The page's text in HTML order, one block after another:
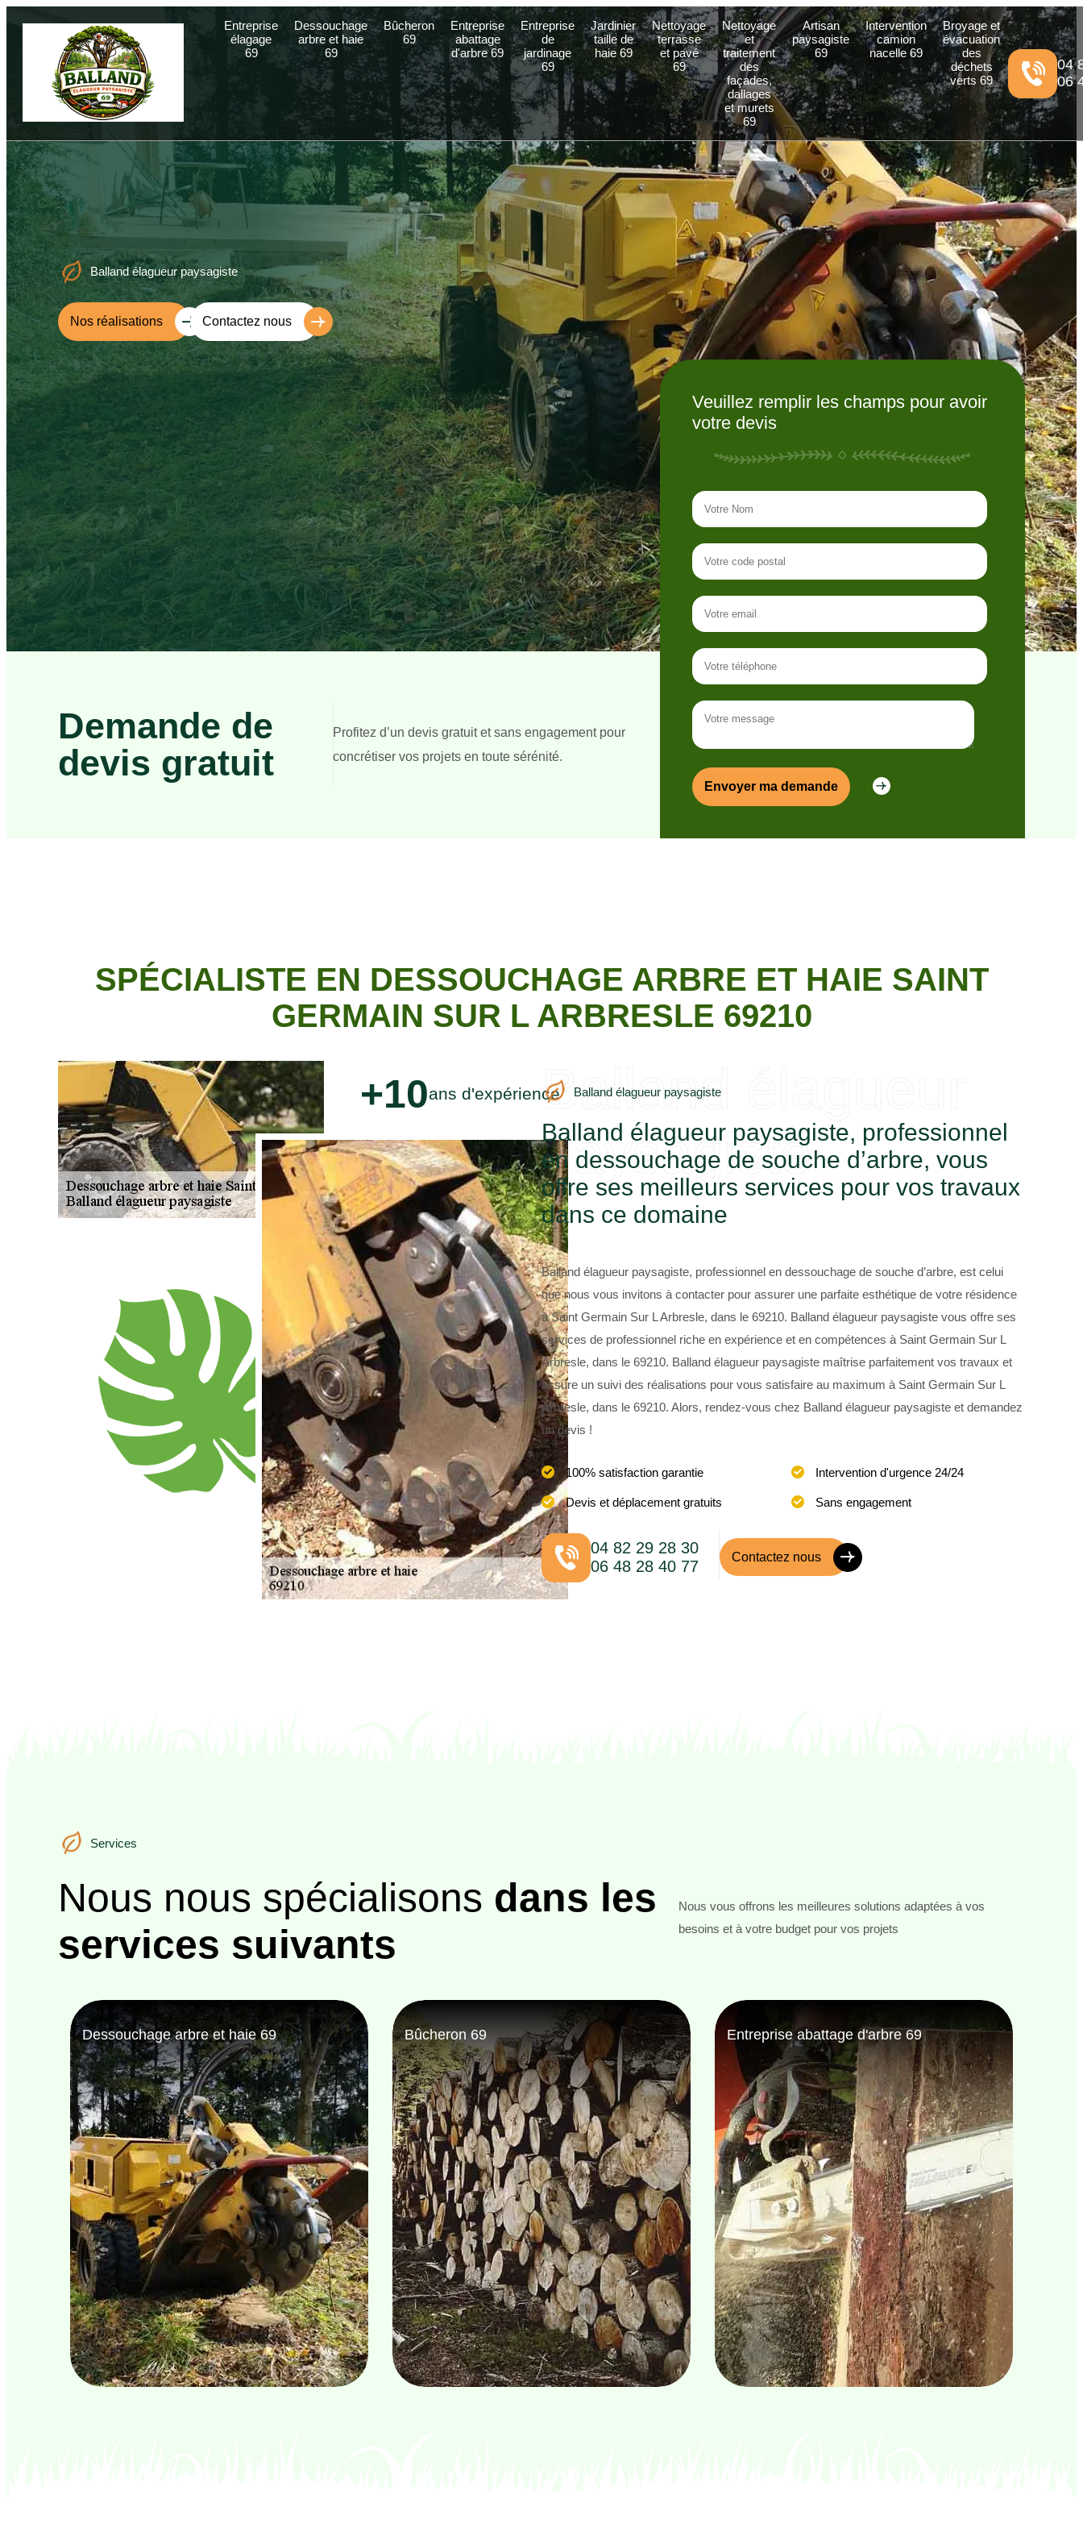
Entreprise
élagage
69
Dessouchage
arbre et haie
69
Bûcheron
69
Entreprise
abattage
d'arbre 69
Entreprise
de
jardinage
69
Jardinier
taille de
haie 69
Nettoyage
terrasse
et pavé
69
Nettoyage
et
traitement
des
façades,
dallages
et murets
69
Artisan
paysagiste
69
Intervention
camion
nacelle 69
Broyage et
évacuation
des
déchets
verts 69
04
06
Balland élagueur paysagiste
Nos réalisations Contactez nous
Demande de
devis gratuit
Profitez d’un devis gratuit et sans engagement pour
concrétiser vos projets en toute sérénité.
Veuillez remplir les champs pour avoir
votre devis
SPÉCIALISTE EN DESSOUCHAGE ARBRE ET HAIE SAINT
GERMAIN SUR L ARBRESLE 69210
+10ans d'expérience Balland élagueur paysagiste
Balland élagueur
paysagiste
Balland élagueur paysagiste, professionnel
en dessouchage de souche d’arbre, vous
offre ses meilleurs services pour vos travaux
dans ce domaine
Balland élagueur paysagiste, professionnel en dessouchage de souche d’arbre, est celui
que nous vous invitons à contacter pour assurer une parfaite esthétique de votre résidence
à Saint Germain Sur L Arbresle, dans le 69210. Balland élagueur paysagiste vous offre ses
services de professionnel riche en expérience et en compétences à Saint Germain Sur L
Arbresle, dans le 69210. Balland élagueur paysagiste maîtrise parfaitement vos travaux et
assure un suivi des réalisations pour vous satisfaire au maximum à Saint Germain Sur L
Arbresle, dans le 69210. Alors, rendez-vous chez Balland élagueur paysagiste et demandez
un devis !
100% satisfaction garantie Intervention d'urgence 24/24
Devis et déplacement gratuits Sans engagement
04 82 29 28 30
06 48 28 40 77
Contactez nous
Services
Services
Nous nous spécialisons dans les
services suivants
Nous vous offrons les meilleures solutions adaptées à vos
besoins et à votre budget pour vos projets
Bûcheron 69 Entreprise abattage d'arbre 69 Entreprise de jardinage 69